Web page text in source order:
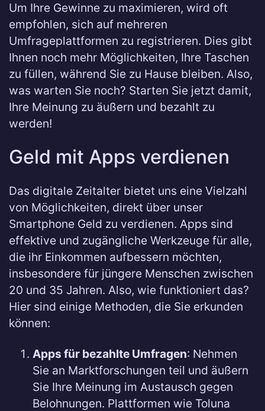
Um Ihre Gewinne zu maximieren, wird oft
empfohlen, sich auf mehreren
Umfrageplattformen zu registrieren. Dies gibt
Ihnen noch mehr Möglichkeiten, Ihre Taschen
zu füllen, während Sie zu Hause bleiben. Also,
was warten Sie noch? Starten Sie jetzt damit,
Ihre Meinung zu äußern und bezahlt zu
werden!
Geld mit Apps verdienen
Das digitale Zeitalter bietet uns eine Vielzahl
von Möglichkeiten, direkt über unser
Smartphone Geld zu verdienen. Apps sind
effektive und zugängliche Werkzeuge für alle,
die ihr Einkommen aufbessern möchten,
insbesondere für jüngere Menschen zwischen
20 und 35 Jahren. Also, wie funktioniert das?
Hier sind einige Methoden, die Sie erkunden
können:
Apps für bezahlte Umfragen: Nehmen
Sie an Marktforschungen teil und äußern
Sie Ihre Meinung im Austausch gegen
Belohnungen. Plattformen wie Toluna